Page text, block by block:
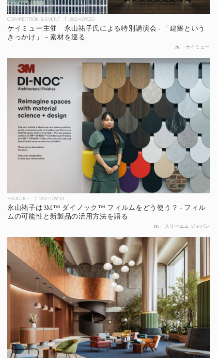
COMPETITION & EVENT 2024.09.20
ケイミュー主催 永山祐子氏による特別講演会 - 「建築という
きっかけ」－素材を巡る
PR ケイミュー
PRODUCT 2024.09.13
永山祐子は3M™ ダイノック™ フィルムをどう使う？ - フィル
ムの可能性と新製品の活用方法を語る
PR スリーエム ジャパン